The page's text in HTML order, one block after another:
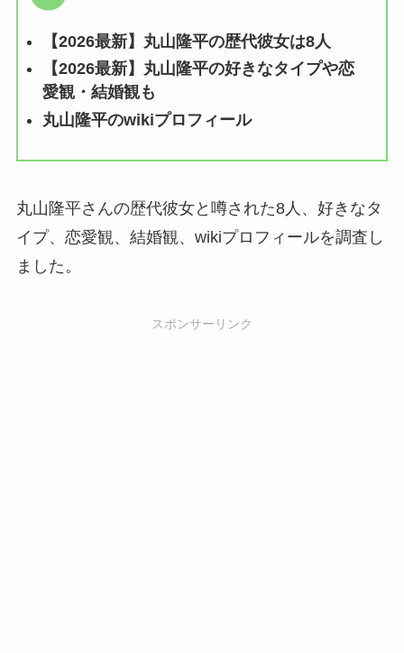
【2026最新】丸山隆平の歴代彼女は8人
【2026最新】丸山隆平の好きなタイプや恋
愛観・結婚観も
丸山隆平のwikiプロフィール
丸山隆平さんの歴代彼女と噂された8人、好きなタ
イプ、恋愛観、結婚観、wikiプロフィールを調査し
ました。
スポンサーリンク